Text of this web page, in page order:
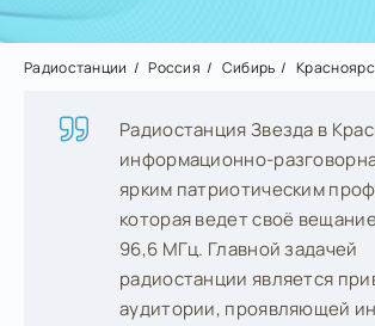
Радиостанции Россия Сибирь
Радиостанция Звезда в
информационно-
ярким патриотическим
которая ведет своё
96,6 МГц. Главной задачей
радиостанции является
аудитории, проявляющей